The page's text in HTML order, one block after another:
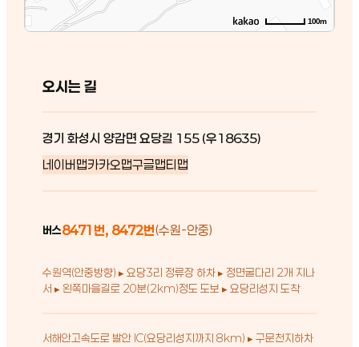
100m
오시는 길
경기 화성시 양감면 요당길 155 (우18635)
네이버맵카카오맵구글맵티맵
버스8471번, 8472번(수원-안중)
수원역(안중방향) ▸ 요당3리 정류장 하차 ▸ 정면굴다리 2개 지나
서 ▸ 왼쪽마을길로 20분(2km)정도 도보 ▸ 요당리성지 도착
서해안고속도로 발안 IC(요당리성지까지 8km) ▸ 구문천지하차